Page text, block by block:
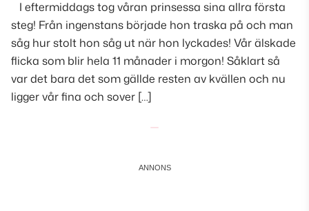
I eftermiddags tog våran prinsessa sina allra första
steg! Från ingenstans började hon traska på och man
såg hur stolt hon såg ut när hon lyckades! Vår älskade
flicka som blir hela 11 månader i morgon! Såklart så
var det bara det som gällde resten av kvällen och nu
ligger vår fina och sover […]